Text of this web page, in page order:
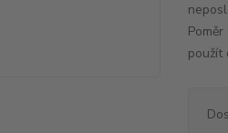
použít